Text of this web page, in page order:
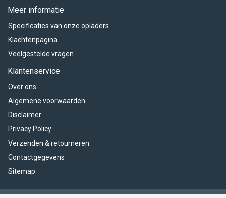
Meer informatie
Specificaties van onze opladers
Klachtenpagina
Veelgestelde vragen
Klantenservice
Over ons
Algemene voorwaarden
Disclaimer
Privacy Policy
Verzenden & retourneren
Contactgegevens
Sitemap